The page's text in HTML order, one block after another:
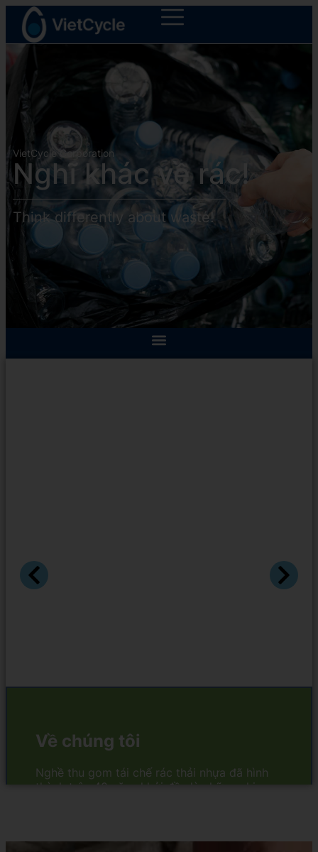
VietCycle Corporation
Nghĩ khác về rác!
Think differently about waste!